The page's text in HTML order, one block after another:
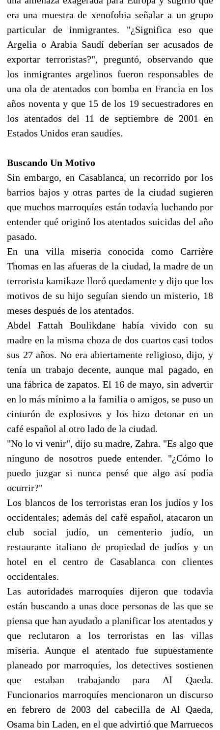
era una muestra de xenofobia señalar a un grupo
particular de inmigrantes. "¿Significa eso que
Argelia o Arabia Saudí deberían ser acusados de
exportar terroristas?", preguntó, observando que
los inmigrantes argelinos fueron responsables de
una ola de atentados con bomba en Francia en los
años noventa y que 15 de los 19 secuestradores en
los atentados del 11 de septiembre de 2001 en
Estados Unidos eran saudíes.
Buscando Un Motivo
Sin embargo, en Casablanca, un recorrido por los
barrios bajos y otras partes de la ciudad sugieren
que muchos marroquíes están todavía luchando por
entender qué originó los atentados suicidas del año
pasado.
En una villa miseria conocida como Carrière
Thomas en las afueras de la ciudad, la madre de un
terrorista kamikaze lloró quedamente y dijo que los
motivos de su hijo seguían siendo un misterio, 18
meses después de los atentados.
Abdel Fattah Boulikdane había vivido con su
madre en la misma choza de dos cuartos casi todos
sus 27 años. No era abiertamente religioso, dijo, y
tenía un trabajo decente, aunque mal pagado, en
una fábrica de zapatos. El 16 de mayo, sin advertir
en lo más mínimo a la familia o amigos, se puso un
cinturón de explosivos y los hizo detonar en un
café español al otro lado de la ciudad.
"No lo vi venir", dijo su madre, Zahra. "Es algo que
ninguno de nosotros puede entender. "¿Cómo lo
puedo juzgar si nunca pensé que algo así podía
ocurrir?"
Los blancos de los terroristas eran los judíos y los
occidentales; además del café español, atacaron un
club social judío, un cementerio judío, un
restaurante italiano de propiedad de judíos y un
hotel en el centro de Casablanca con clientes
occidentales.
Las autoridades marroquíes dijeron que todavía
están buscando a unas doce personas de las que se
piensa que han ayudado a planificar los atentados y
que reclutaron a los terroristas en las villas
miseria. Aunque el atentado fue supuestamente
planeado por marroquíes, los detectives sostienen
que estaban trabajando para Al Qaeda.
Funcionarios marroquíes mencionaron un discurso
en febrero de 2003 del cabecilla de Al Qaeda,
Osama bin Laden, en el que advirtió que Marruecos